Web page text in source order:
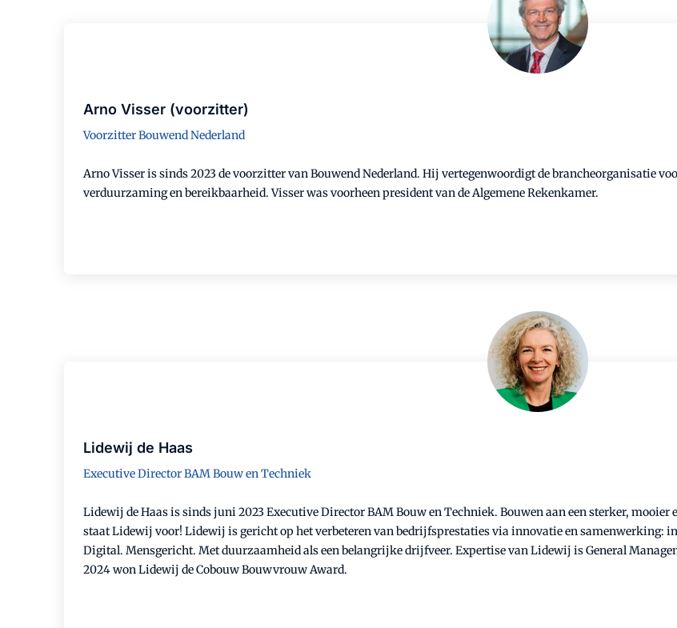
Arno Visser (voorzitter)
Voorzitter Bouwend Nederland
Arno Visser is sinds 2023 de voorzitter van Bouwend Nederland. Hij vertegenwoordigt de brancheorganisatie
verduurzaming en bereikbaarheid. Visser was voorheen president van de Algemene Rekenkamer.
Lidewij de Haas
Executive Director BAM Bouw en Techniek
Lidewij de Haas is sinds juni 2023 Executive Director BAM Bouw en Techniek. Bouwen aan een sterker,
staat Lidewij voor! Lidewij is gericht op het verbeteren van bedrijfsprestaties via innovatie en samenwerking:
Digital. Mensgericht. Met duurzaamheid als een belangrijke drijfveer. Expertise van Lidewij is General
2024 won Lidewij de Cobouw Bouwvrouw Award.